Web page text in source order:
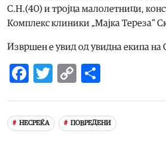
С.Н.(40) и тројца малолетници,
Комплекс клиники „Мајка Тереза“
Извршен е увид од увидна екипа
Facebook
Twitter
Copy
НЕСРЕЌА ПОВРЕДЕНИ